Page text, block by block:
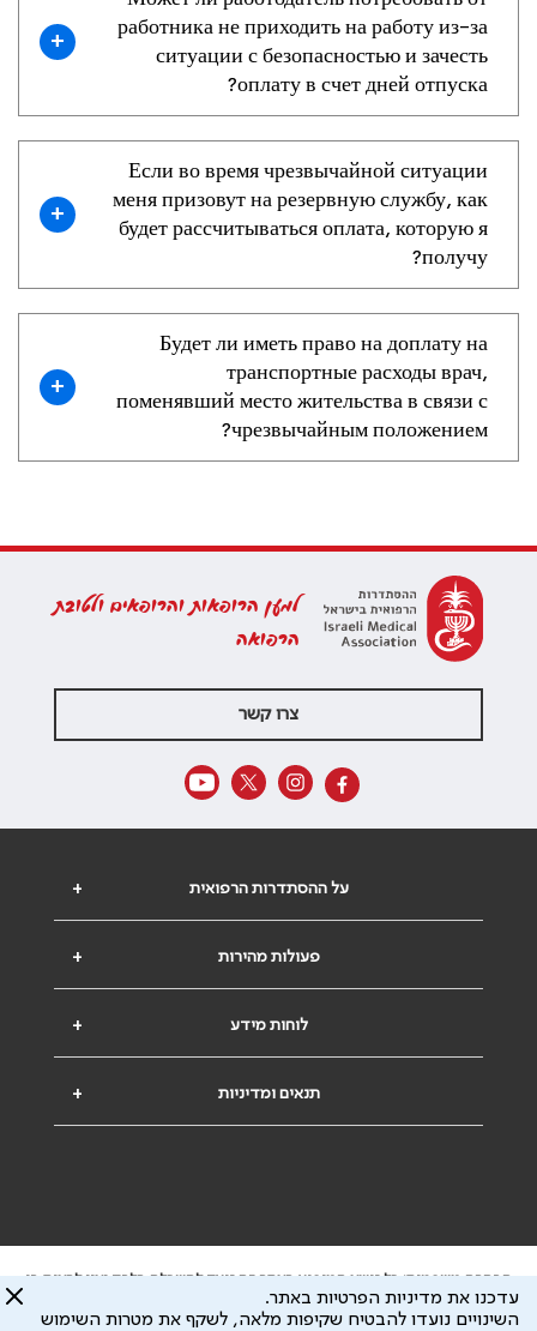
работника не приходить на работу из-за
ситуации с безопасностью и зачесть
оплату в счет дней отпуска?
+
Если во время чрезвычайной ситуации
меня призовут на резервную службу, как
будет рассчитываться оплата, которую я
получу?
+
Будет ли иметь право на доплату на
транспортные расходы врач,
поменявший место жительства в связи с
чрезвычайным положением?
+
למען הרופאות והרופאים ולטובת
הרפואה
צרו קשר
+ על ההסתדרות הרפואית
+ פעולות מהירות
+ לוחות מידע
+ תנאים ומדיניות
הבהרה משפטית: כל נושא המופיע באתר זה נועד להשכלה בלבד ואין לראות בו
ייעוץ רפואי או משפטי. אין הר"י אחראית לתוכן המתפרסם באתר זה ולכל נזק
שעלול להיגרם.
עדכנו את מדיניות הפרטיות באתר.
השינויים נועדו להבטיח שקיפות מלאה, לשקף את מטרות השימוש